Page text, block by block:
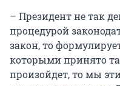
– Президент не так
процедурой
закон, то
которыми принято
произойдет, то мы